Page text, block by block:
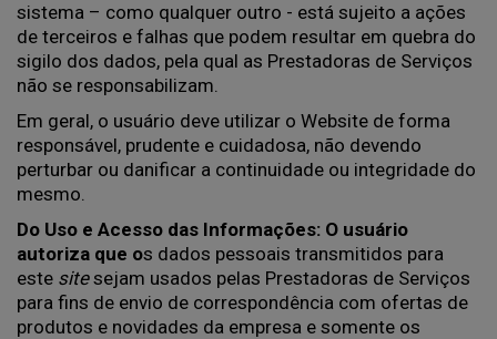
sistema – como qualquer outro - está sujeito a ações
de terceiros e falhas que podem resultar em quebra do
sigilo dos dados, pela qual as Prestadoras de Serviços
não se responsabilizam.
Em geral, o usuário deve utilizar o Website de forma
responsável, prudente e cuidadosa, não devendo
perturbar ou danificar a continuidade ou integridade do
mesmo.
Do Uso e Acesso das Informações: O usuário
autoriza que os dados pessoais transmitidos para
este sitesejam usados pelas Prestadoras de Serviços
para fins de envio de correspondência com ofertas de
produtos e novidades da empresa e somente os